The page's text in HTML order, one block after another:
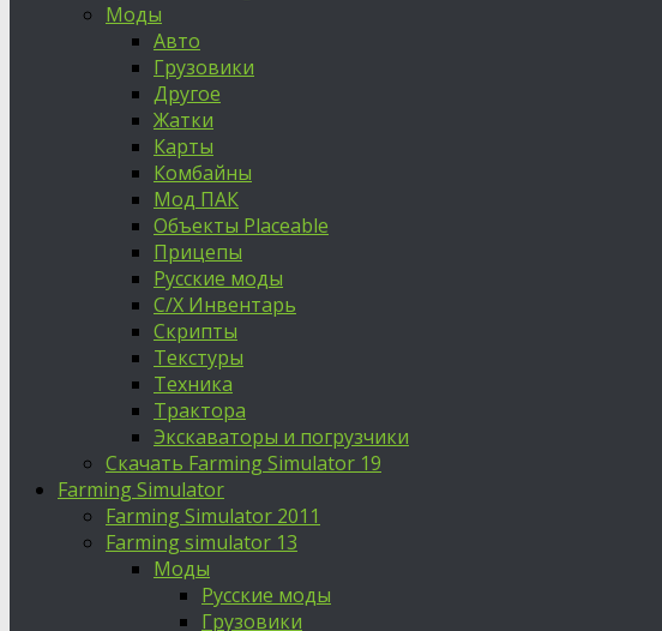
Моды
Авто
Грузовики
Другое
Жатки
Карты
Комбайны
Мод ПАК
Объекты Placeable
Прицепы
Русские моды
С/Х Инвентарь
Скрипты
Текстуры
Техника
Трактора
Экскаваторы и погрузчики
Скачать Farming Simulator 19
Farming Simulator
Farming Simulator 2011
Farming simulator 13
Моды
Русские моды
Грузовики